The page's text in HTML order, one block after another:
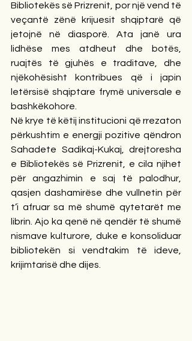
Bibliotekës së Prizrenit, por një vend të
veçantë zënë krijuesit shqiptarë që
jetojnë në diasporë. Ata janë ura
lidhëse mes atdheut dhe botës,
ruajtës të gjuhës e traditave, dhe
njëkohësisht kontribues që i japin
letërsisë shqiptare frymë universale e
bashkëkohore.
Në krye të këtij institucioni që rrezaton
përkushtim e energji pozitive qëndron
Sahadete Sadikaj-Kukaj, drejtoresha
e Bibliotekës së Prizrenit, e cila njihet
për angazhimin e saj të palodhur,
qasjen dashamirëse dhe vullnetin për
t’i afruar sa më shumë qytetarët me
librin. Ajo ka qenë në qendër të shumë
nismave kulturore, duke e konsoliduar
bibliotekën si vendtakim të ideve,
krijimtarisë dhe dijes.